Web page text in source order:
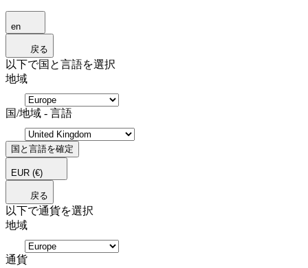
en
戻る
以下で国と言語を選択
地域
国/地域 - 言語
国と言語を確定
EUR (€)
戻る
以下で通貨を選択
地域
通貨